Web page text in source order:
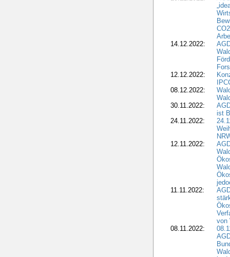
14.12.2022:
12.12.2022:
08.12.2022:
30.11.2022:
ist
24.11.2022:
12.11.2022:
11.11.2022:
von
08.11.2022: